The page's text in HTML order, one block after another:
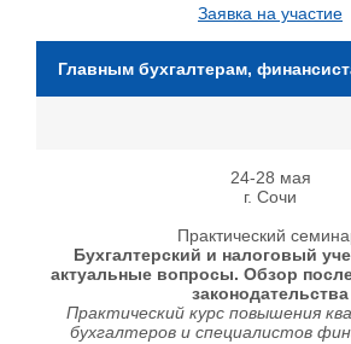
Заявка на участие
Главным бухгалтерам,
24-28 мая
г. Сочи
Практический
Бухгалтерский и налоговый
актуальные вопросы. Обзор
законодательства
Практический курс повышения
бухгалтеров и специалистов